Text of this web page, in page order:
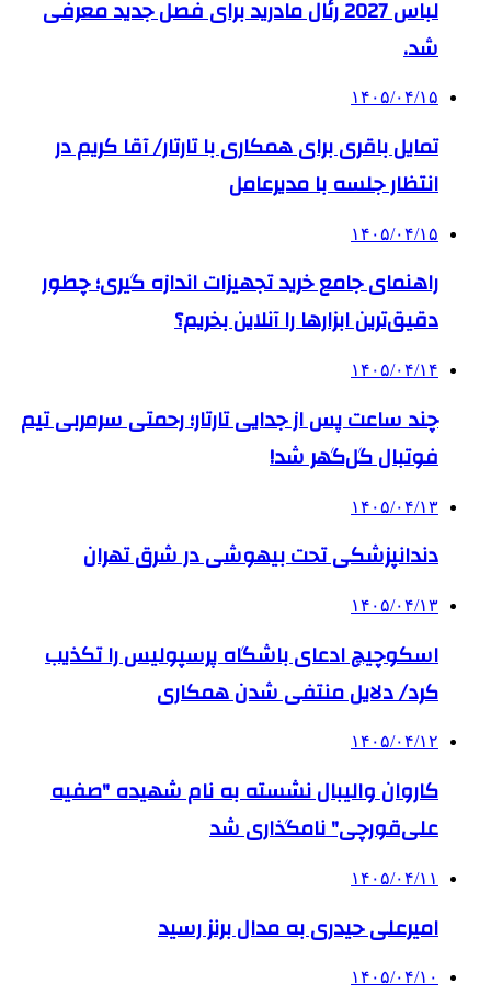
لباس 2027 رئال مادرید برای فصل جدید معرفی
شد.
۱۴۰۵/۰۴/۱۵
تمایل باقری برای همکاری با تارتار/ آقا کریم در
انتظار جلسه با مدیرعامل
۱۴۰۵/۰۴/۱۵
راهنمای جامع خرید تجهیزات اندازه گیری؛ چطور
دقیق‌ترین ابزارها را آنلاین بخریم؟
۱۴۰۵/۰۴/۱۴
چند ساعت پس از جدایی تارتار؛ رحمتی سرمربی تیم
فوتبال گل‌گهر شد!
۱۴۰۵/۰۴/۱۳
دندانپزشکی تحت بیهوشی در شرق تهران
۱۴۰۵/۰۴/۱۳
اسکوچیچ ادعای باشگاه پرسپولیس را تکذیب
کرد/ دلایل منتفی شدن همکاری
۱۴۰۵/۰۴/۱۲
کاروان والیبال نشسته به نام شهیده "صفیه
علی‌قورچی" نامگذاری شد
۱۴۰۵/۰۴/۱۱
امیرعلی حیدری به مدال برنز رسید
۱۴۰۵/۰۴/۱۰